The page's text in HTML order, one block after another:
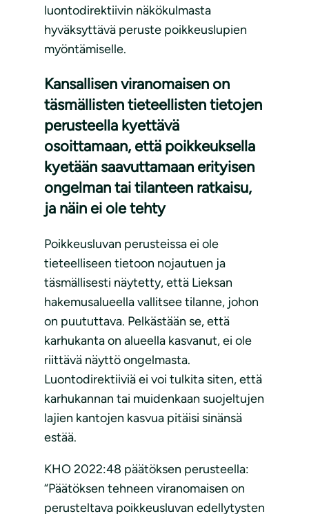
luontodirektiivin näkökulmasta
hyväksyttävä peruste poikkeuslupien
myöntämiselle.
Kansallisen viranomaisen on
täsmällisten tieteellisten tietojen
perusteella kyettävä
osoittamaan, että poikkeuksella
kyetään saavuttamaan erityisen
ongelman tai tilanteen ratkaisu,
ja näin ei ole tehty
Poikkeusluvan perusteissa ei ole
tieteelliseen tietoon nojautuen ja
täsmällisesti näytetty, että Lieksan
hakemusalueella vallitsee tilanne, johon
on puututtava. Pelkästään se, että
karhukanta on alueella kasvanut, ei ole
riittävä näyttö ongelmasta.
Luontodirektiiviä ei voi tulkita siten, että
karhukannan tai muidenkaan suojeltujen
lajien kantojen kasvua pitäisi sinänsä
estää.
KHO 2022:48 päätöksen perusteella:
“Päätöksen tehneen viranomaisen on
perusteltava poikkeusluvan edellytysten